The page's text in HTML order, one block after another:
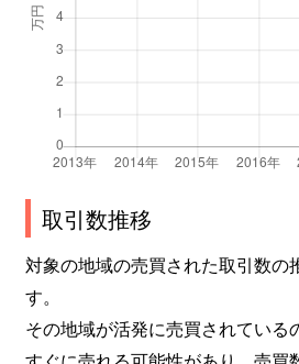
取引数推移
対象の地域の売買された取引数の
す。
その地域が活発に売買されている